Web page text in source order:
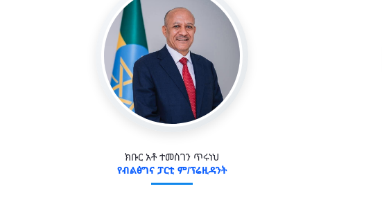
ክቡር አቶ ተመስገን ጥሩነህ
የብልፅግና ፓርቲ ም/ፕሬዚዳንት